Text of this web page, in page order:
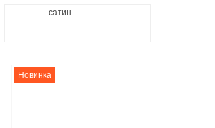
сатин
Новинка